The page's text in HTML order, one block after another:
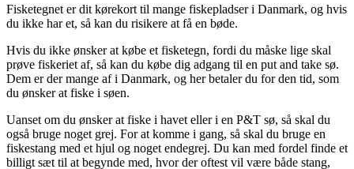
Fisketegnet er dit kørekort til mange fiskepladser i Danmark, og hvis
du ikke har et, så kan du risikere at få en bøde.
Hvis du ikke ønsker at købe et fisketegn, fordi du måske lige skal
prøve fiskeriet af, så kan du købe dig adgang til en put and take sø.
Dem er der mange af i Danmark, og her betaler du for den tid, som
du ønsker at fiske i søen.
Uanset om du ønsker at fiske i havet eller i en P&T sø, så skal du
også bruge noget grej. For at komme i gang, så skal du bruge en
fiskestang med et hjul og noget endegrej. Du kan med fordel finde et
billigt sæt til at begynde med, hvor der oftest vil være både stang,